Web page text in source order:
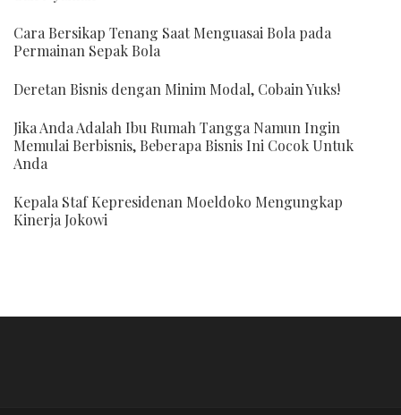
Cara Bersikap Tenang Saat Menguasai Bola pada
Permainan Sepak Bola
Deretan Bisnis dengan Minim Modal, Cobain Yuks!
Jika Anda Adalah Ibu Rumah Tangga Namun Ingin
Memulai Berbisnis, Beberapa Bisnis Ini Cocok Untuk
Anda
Kepala Staf Kepresidenan Moeldoko Mengungkap
Kinerja Jokowi